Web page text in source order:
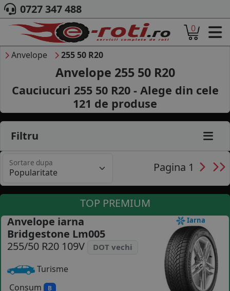
ACASA
DESPRE NOI
ANVELOPE
AUTO
CAMION
MOTO
AGROINDUSTRIALE
MARCA AUTO
B2B - COLABORARE COMPANII
CONTACT
COS (0 PRODUSE)
0727 347 488
0
Anvelope 255 50 R20
Anvelope 255 50 R20
Cauciucuri 255 50 R20 - Alege din cele
121 de produse
Filtru
Sortare dupa Pagina 1
TOP PREMIUM
Iarna
Anvelope iarna
Bridgestone Lm005
255/50 R20 109V
DOT vechi
Turisme
Consum
B